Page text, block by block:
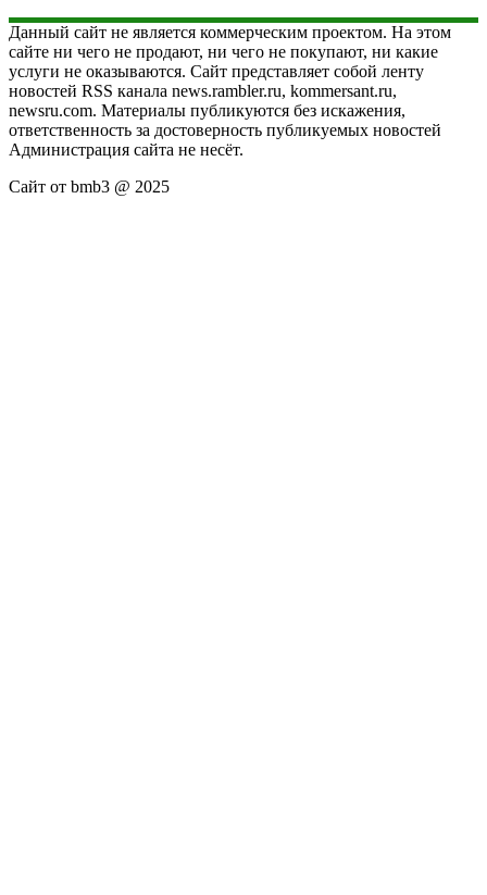
Данный сайт не является коммерческим проектом. На этом
сайте ни чего не продают, ни чего не покупают, ни какие
услуги не оказываются. Сайт представляет собой ленту
новостей RSS канала news.rambler.ru, kommersant.ru,
newsru.com. Материалы публикуются без искажения,
ответственность за достоверность публикуемых новостей
Администрация сайта не несёт.
Сайт от bmb3 @ 2025